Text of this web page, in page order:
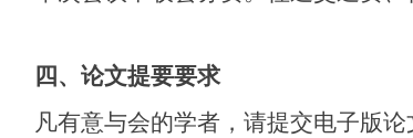
四、论文提要要求
凡有意与会的学者，请提交电子版论